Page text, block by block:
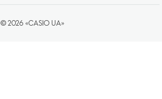
© 2026 «CASIO UA»